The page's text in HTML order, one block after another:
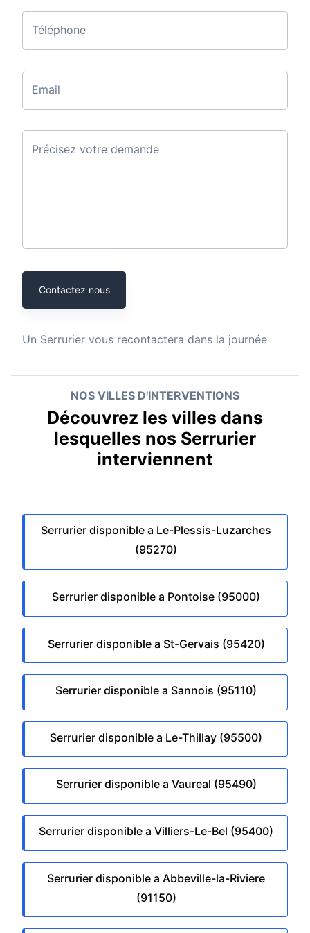
Téléphone
Email
Précisez votre demande
Contactez nous
Un Serrurier vous recontactera dans la journée
NOS VILLES D'INTERVENTIONS
Découvrez les villes dans
lesquelles nos Serrurier
interviennent
Serrurier disponible a Le-Plessis-Luzarches
(95270)
Serrurier disponible a Pontoise (95000)
Serrurier disponible a St-Gervais (95420)
Serrurier disponible a Sannois (95110)
Serrurier disponible a Le-Thillay (95500)
Serrurier disponible a Vaureal (95490)
Serrurier disponible a Villiers-Le-Bel (95400)
Serrurier disponible a Abbeville-la-Riviere
(91150)